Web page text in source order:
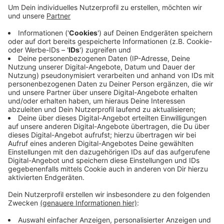
man den Familien, Frauen und Kindern aus der
Ukraine erst einmal eine Unterkunft zur Verfügung
stellen können. Auch für die Verpflegung sei
gesorgt. Genau das: Zusammenhalt und
Solidarität der Menschen in Europa sei das, wovor
Putin Angst habe. Die Reaktionen der Menschen
bei uns auf den Krieg in der Ukraine nennt Lindh
berührend und ermutigend.
Veröffentlicht:Montag, 28.02.2022 15:56
Anzeige
Anzeige